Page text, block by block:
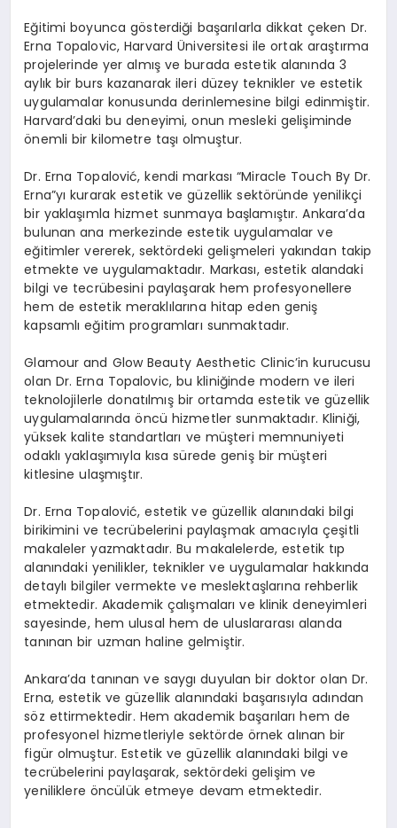
Eğitimi boyunca gösterdiği başarılarla dikkat çeken Dr.
Erna Topalovic, Harvard Üniversitesi ile ortak araştırma
projelerinde yer almış ve burada estetik alanında 3
aylık bir burs kazanarak ileri düzey teknikler ve estetik
uygulamalar konusunda derinlemesine bilgi edinmiştir.
Harvard’daki bu deneyimi, onun mesleki gelişiminde
önemli bir kilometre taşı olmuştur.
Dr. Erna Topalović, kendi markası “Miracle Touch By Dr.
Erna”yı kurarak estetik ve güzellik sektöründe yenilikçi
bir yaklaşımla hizmet sunmaya başlamıştır. Ankara’da
bulunan ana merkezinde estetik uygulamalar ve
eğitimler vererek, sektördeki gelişmeleri yakından takip
etmekte ve uygulamaktadır. Markası, estetik alandaki
bilgi ve tecrübesini paylaşarak hem profesyonellere
hem de estetik meraklılarına hitap eden geniş
kapsamlı eğitim programları sunmaktadır.
Glamour and Glow Beauty Aesthetic Clinic’in kurucusu
olan Dr. Erna Topalovic, bu kliniğinde modern ve ileri
teknolojilerle donatılmış bir ortamda estetik ve güzellik
uygulamalarında öncü hizmetler sunmaktadır. Kliniği,
yüksek kalite standartları ve müşteri memnuniyeti
odaklı yaklaşımıyla kısa sürede geniş bir müşteri
kitlesine ulaşmıştır.
Dr. Erna Topalović, estetik ve güzellik alanındaki bilgi
birikimini ve tecrübelerini paylaşmak amacıyla çeşitli
makaleler yazmaktadır. Bu makalelerde, estetik tıp
alanındaki yenilikler, teknikler ve uygulamalar hakkında
detaylı bilgiler vermekte ve meslektaşlarına rehberlik
etmektedir. Akademik çalışmaları ve klinik deneyimleri
sayesinde, hem ulusal hem de uluslararası alanda
tanınan bir uzman haline gelmiştir.
Ankara’da tanınan ve saygı duyulan bir doktor olan Dr.
Erna, estetik ve güzellik alanındaki başarısıyla adından
söz ettirmektedir. Hem akademik başarıları hem de
profesyonel hizmetleriyle sektörde örnek alınan bir
figür olmuştur. Estetik ve güzellik alanındaki bilgi ve
tecrübelerini paylaşarak, sektördeki gelişim ve
yeniliklere öncülük etmeye devam etmektedir.